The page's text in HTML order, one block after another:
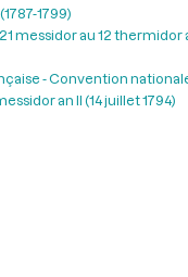
1799)
messidor au 12 thermidor
- Convention
an II (14 juillet 1794)